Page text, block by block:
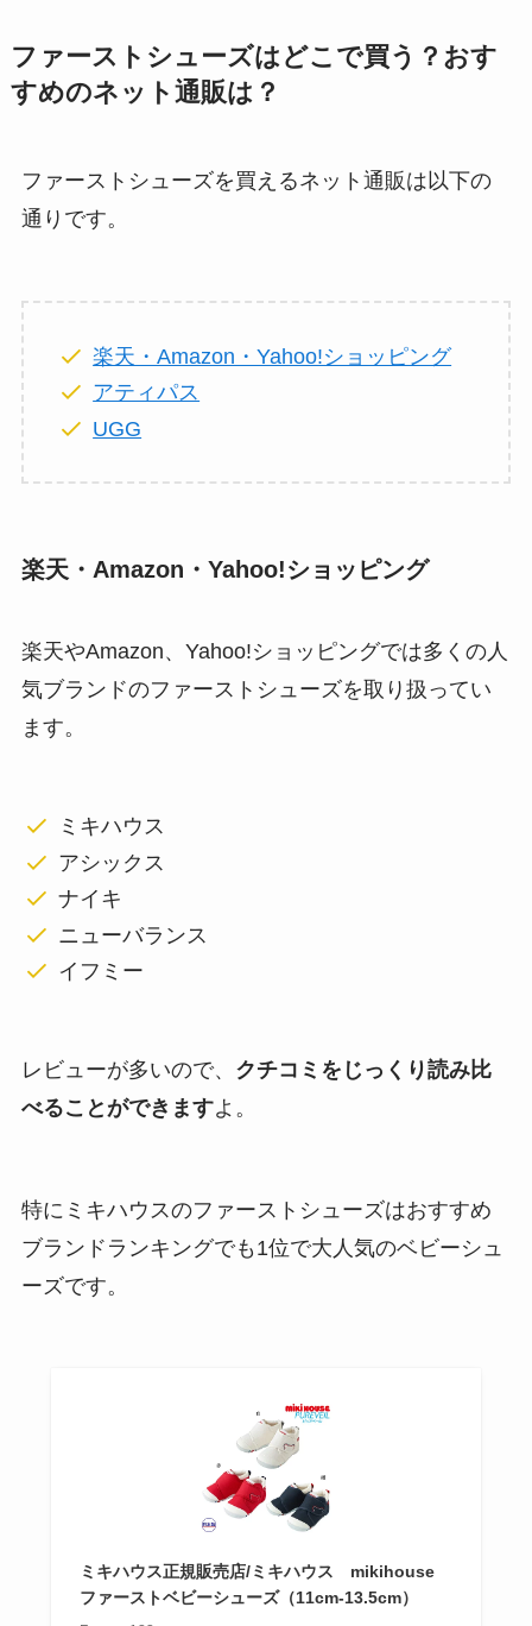
ファーストシューズはどこで買う？おす
すめのネット通販は？
ファーストシューズを買えるネット通販は以下の
通りです。
楽天・Amazon・Yahoo!ショッピング
アティパス
UGG
楽天・Amazon・Yahoo!ショッピング
楽天やAmazon、Yahoo!ショッピングでは多くの人
気ブランドのファーストシューズを取り扱ってい
ます。
ミキハウス
アシックス
ナイキ
ニューバランス
イフミー
レビューが多いので、 クチコミをじっくり読み比
べることができますよ。
特にミキハウスのファーストシューズはおすすめ
ブランドランキングでも1位で大人気のベビーシュ
ーズです。
ミキハウス正規販売店/ミキハウス mikihouse
ファーストベビーシューズ（11cm-13.5cm）